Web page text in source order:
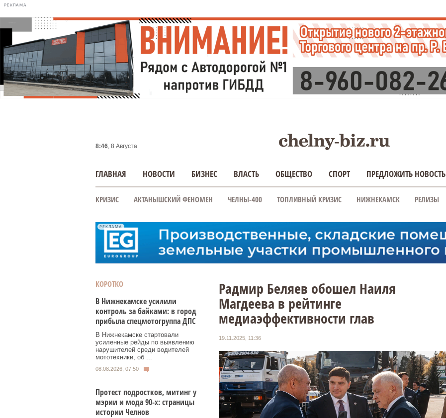
РЕКЛАМА
8:46, 8 Августа
ГЛАВНАЯ НОВОСТИ БИЗНЕС ВЛАСТЬ ОБЩЕСТВО СПОРТ ПРЕДЛОЖИТЬ НОВОСТЬ
КРИЗИС АКТАНЫШСКИЙ ФЕНОМЕН ЧЕЛНЫ-400 ТОПЛИВНЫЙ КРИЗИС НИЖНЕКАМСК РЕЛИЗЫ
РЕКЛАМА
КОРОТКО
В Нижнекамске усилили
контроль за байками: в город
прибыла спецмотогруппа ДПС
В Нижнекамске стартовали
усиленные рейды по выявлению
нарушителей среди водителей
мототехники, об ...
08.08.2026, 07:50
Протест подростков, митинг у
мэрии и мода 90-х: страницы
истории Челнов
Радмир Беляев обошел Наиля
Магдеева в рейтинге
медиаэффективности глав
19.11.2025, 11:36